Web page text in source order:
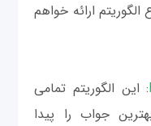
ارائه خواهم
: این الگوریتم تمامی
جواب را پیدا